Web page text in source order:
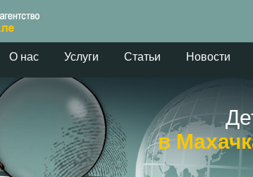
О нас Услуги Статьи Новости
в